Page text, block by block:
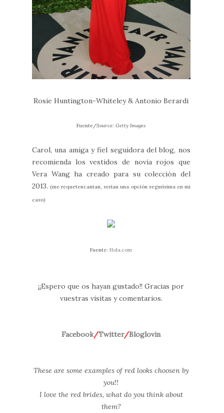
Rosie Huntington-Whiteley & Antonio Berardi
Fuente/Source: Getty Images
Carol, una amiga y fiel seguidora del blog, nos
recomienda los vestidos de novia rojos que
Vera Wang ha creado para su colección del
2013. (me requetencantan, serían una opción segurísima en mi
caso)
Fuente:Hola.com
¡¡Espero que os hayan gustado!! Gracias por
vuestras visitas y comentarios.
Facebook/Twitter/Bloglovin
These are some examples of red looks choosen by
you!!
I love the red brides, what do you think about
them?